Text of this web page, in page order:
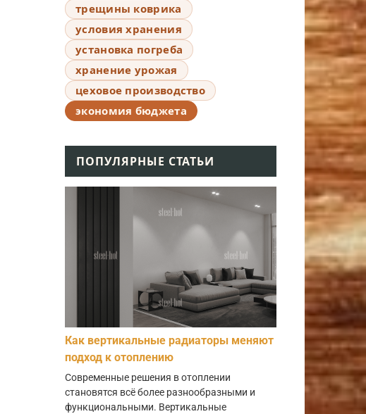
трещины коврика
условия хранения
установка погреба
хранение урожая
цеховое производство
экономия бюджета
ПОПУЛЯРНЫЕ СТАТЬИ
Как вертикальные радиаторы меняют
подход к отоплению
Современные решения в отоплении
становятся всё более разнообразными и
функциональными. Вертикальные